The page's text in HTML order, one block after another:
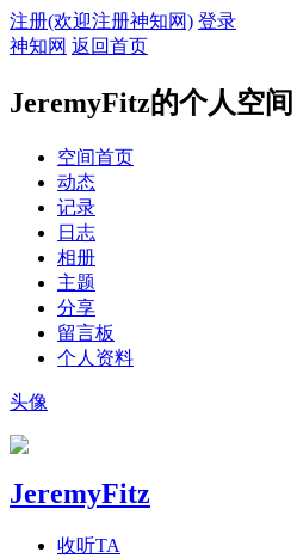
注册(欢迎注册神知网) 登录
神知网 返回首页
JeremyFitz的个人空间
空间首页
动态
记录
日志
相册
主题
分享
留言板
个人资料
头像
JeremyFitz
收听TA